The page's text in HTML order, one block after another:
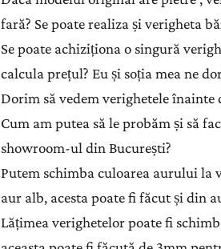
fară? Se poate realiza și verigheta
Se poate achiziționa o singură
calcula prețul? Eu și soția mea ne
Dorim să vedem verighetele
Cum am putea să le probăm și să
showroom-ul din București?
Putem schimba culoarea aurului la
aur alb, acesta poate fi făcut și din
Lățimea verighetelor poate fi